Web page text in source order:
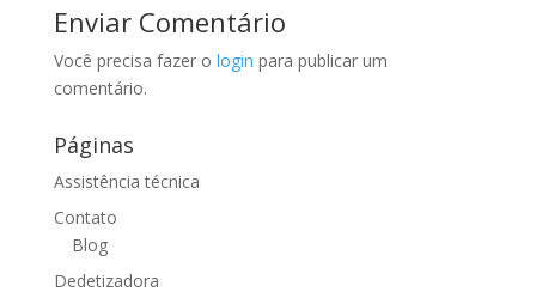
Enviar Comentário
Você precisa fazer o login para publicar um
comentário.
Páginas
Assistência técnica
Contato
Blog
Dedetizadora